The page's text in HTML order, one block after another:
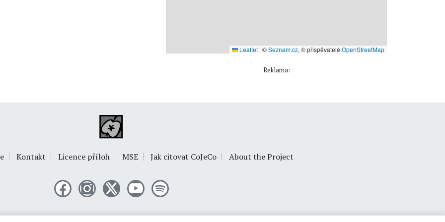
Leaflet | ©Seznam.cz, © přispěvatelé OpenStreetMap
Reklama:
Kontakt Licence příloh MSE Jak citovat CoJeCo About the Project